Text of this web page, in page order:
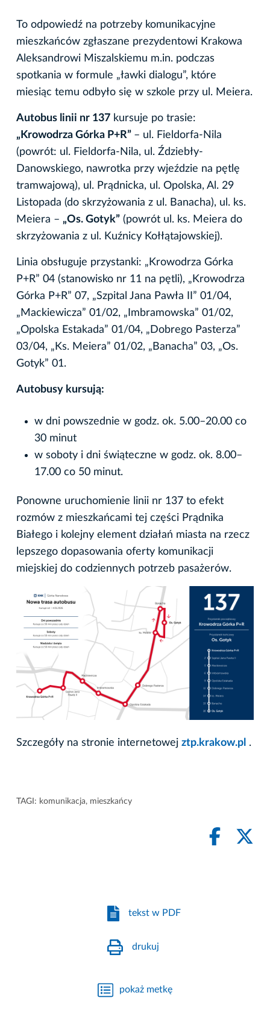
To odpowiedź na potrzeby komunikacyjne
mieszkańców zgłaszane prezydentowi Krakowa
Aleksandrowi Miszalskiemu m.in. podczas
spotkania w formule „ławki dialogu”, które
miesiąc temu odbyło się w szkole przy ul. Meiera.
Autobus linii nr 137 kursuje po trasie:
„Krowodrza Górka P+R” – ul. Fieldorfa-Nila
(powrót: ul. Fieldorfa-Nila, ul. Ździebły-
Danowskiego, nawrotka przy wjeździe na pętlę
tramwajową), ul. Prądnicka, ul. Opolska, Al. 29
Listopada (do skrzyżowania z ul. Banacha), ul. ks.
Meiera – „Os. Gotyk” (powrót ul. ks. Meiera do
skrzyżowania z ul. Kuźnicy Kołłątajowskiej).
Linia obsługuje przystanki: „Krowodrza Górka
P+R” 04 (stanowisko nr 11 na pętli), „Krowodrza
Górka P+R” 07, „Szpital Jana Pawła II” 01/04,
„Mackiewicza” 01/02, „Imbramowska” 01/02,
„Opolska Estakada” 01/04, „Dobrego Pasterza”
03/04, „Ks. Meiera” 01/02, „Banacha” 03, „Os.
Gotyk” 01.
Autobusy kursują:
w dni powszednie w godz. ok. 5.00–20.00 co
30 minut
w soboty i dni świąteczne w godz. ok. 8.00–
17.00 co 50 minut.
Ponowne uruchomienie linii nr 137 to efekt
rozmów z mieszkańcami tej części Prądnika
Białego i kolejny element działań miasta na rzecz
lepszego dopasowania oferty komunikacji
miejskiej do codziennych potrzeb pasażerów.
Szczegóły na stronie internetowej ztp.krakow.pl .
TAGI: komunikacja, mieszkańcy
tekst w PDF
drukuj
pokaż metkę